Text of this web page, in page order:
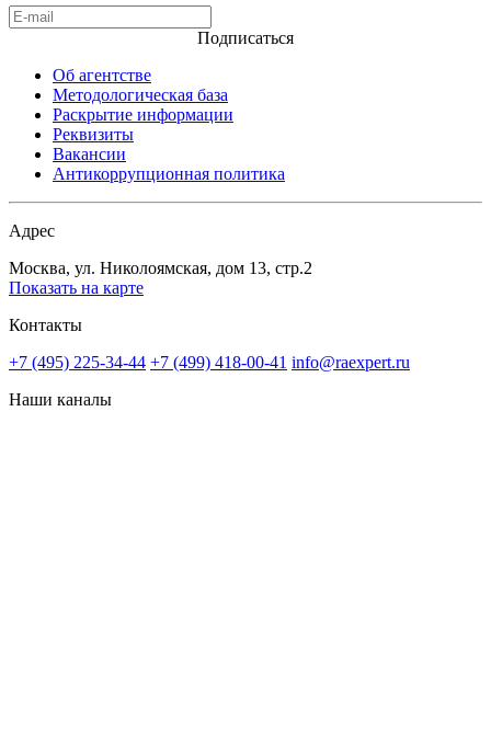
Подписаться
Об агентстве
Методологическая база
Раскрытие информации
Реквизиты
Вакансии
Антикоррупционная политика
Адрес
Москва, ул. Николоямская, дом 13, стр.2
Показать на карте
Контакты
+7 (495) 225-34-44 +7 (499) 418-00-41 info@raexpert.ru
Наши каналы